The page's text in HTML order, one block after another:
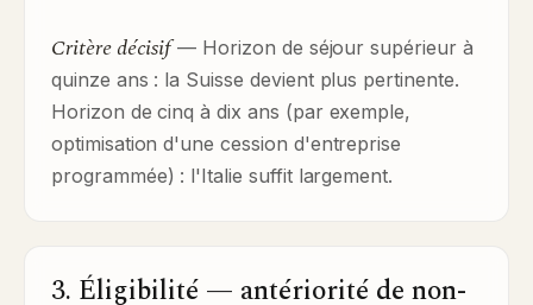
Critère décisif— Horizon de séjour supérieur à
quinze ans : la Suisse devient plus pertinente.
Horizon de cinq à dix ans (par exemple,
optimisation d'une cession d'entreprise
programmée) : l'Italie suffit largement.
3. Éligibilité — antériorité de non-